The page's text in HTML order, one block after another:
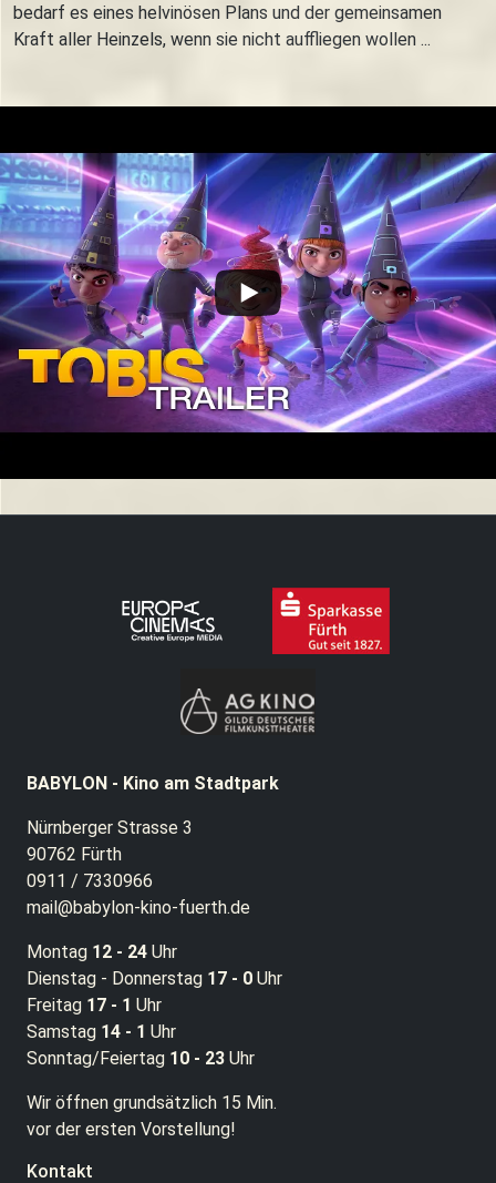
bedarf es eines helvinösen Plans und der gemeinsamen
Kraft aller Heinzels, wenn sie nicht auffliegen wollen ...
BABYLON - Kino am Stadtpark
Nürnberger Strasse 3
90762 Fürth
0911 / 7330966
mail@babylon-kino-fuerth.de
Montag 12 - 24 Uhr
Dienstag - Donnerstag 17 - 0 Uhr
Freitag 17 - 1 Uhr
Samstag 14 - 1 Uhr
Sonntag/Feiertag 10 - 23 Uhr
Wir öffnen grundsätzlich 15 Min.
vor der ersten Vorstellung!
Kontakt